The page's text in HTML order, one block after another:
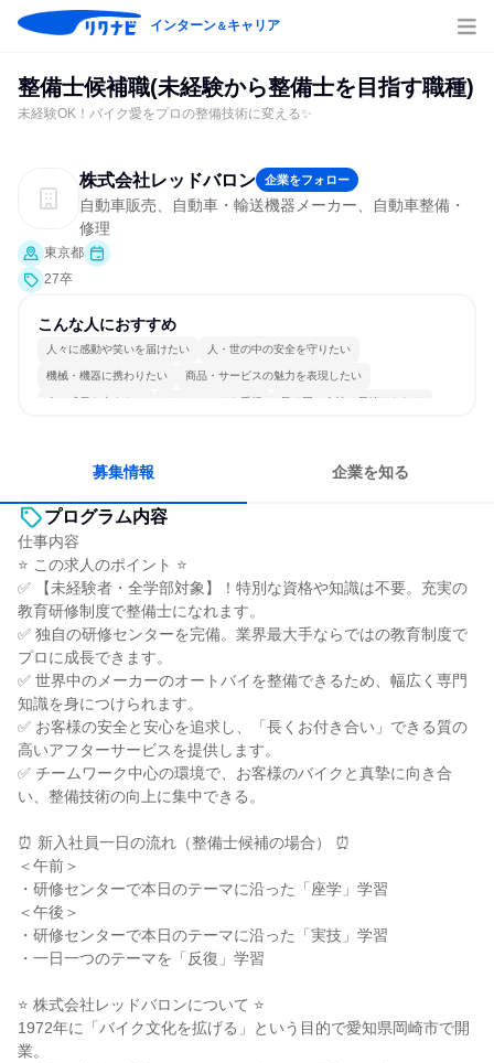
インターン＆キャリア
整備士候補職(未経験から整備士を目指す職種)
未経験OK！バイク愛をプロの整備技術に変える✨
株式会社レッドバロン 企業をフォロー
自動車販売、自動車・輸送機器メーカー、自動車整備・
修理
東京都
27卒
こんな人におすすめ
人々に感動や笑いを届けたい 人・世の中の安全を守りたい
機械・機器に携わりたい 商品・サービスの魅力を表現したい
人の成長を支えたい チームワークを重視 長く同じ会社に居続けられる
募集情報 企業を知る
プログラム内容
仕事内容
⭐ この求人のポイント ⭐
✅ 【未経験者・全学部対象】！特別な資格や知識は不要。充実の
教育研修制度で整備士になれます。
✅ 独自の研修センターを完備。業界最大手ならではの教育制度で
プロに成長できます。
✅ 世界中のメーカーのオートバイを整備できるため、幅広く専門
知識を身につけられます。
✅ お客様の安全と安心を追求し、「長くお付き合い」できる質の
高いアフターサービスを提供します。
✅ チームワーク中心の環境で、お客様のバイクと真摯に向き合
い、整備技術の向上に集中できる。
⏰ 新入社員一日の流れ（整備士候補の場合） ⏰
＜午前＞
・研修センターで本日のテーマに沿った「座学」学習
＜午後＞
・研修センターで本日のテーマに沿った「実技」学習
・一日一つのテーマを「反復」学習
⭐ 株式会社レッドバロンについて ⭐
1972年に「バイク文化を拡げる」という目的で愛知県岡崎市で開
業。